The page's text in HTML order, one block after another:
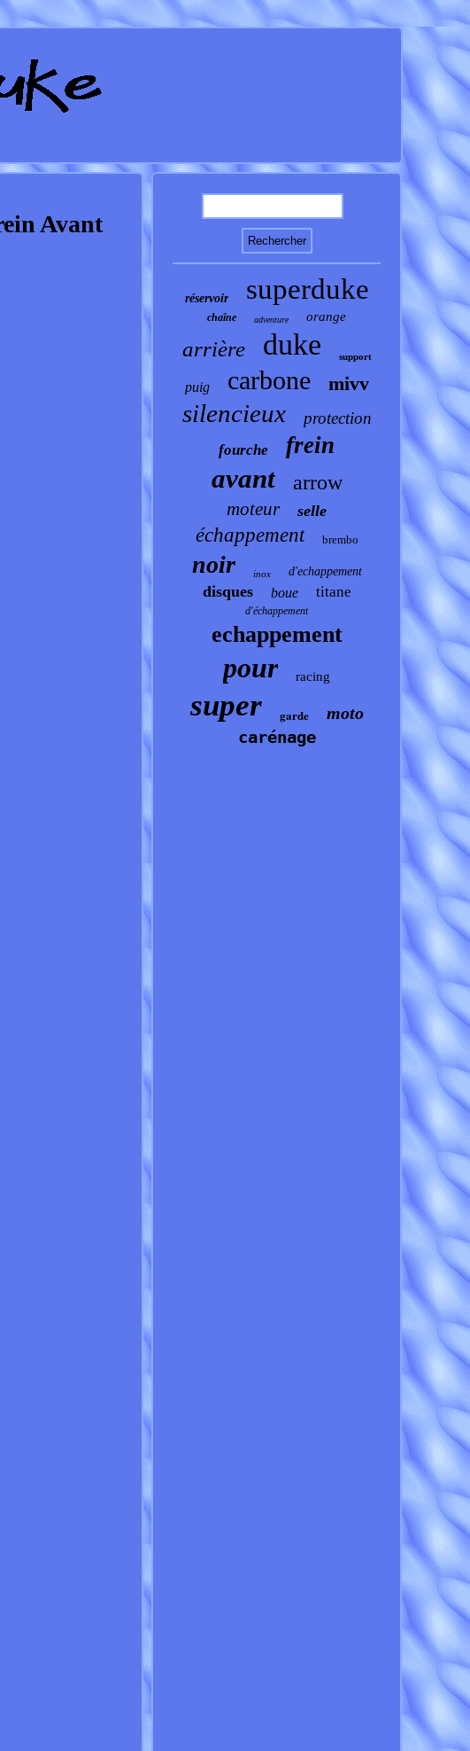
Avant
réservoir superduke
chaîne adventure orange
arrière duke support
puig carbone mivv
silencieux protection
fourche frein
avant arrow
moteur selle
échappement brembo
noir inox d'echappement
disques boue titane
d'échappement
echappement
pour racing
super garde
moto
carénage